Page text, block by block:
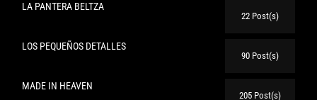
LA PANTERA BELTZA
22 Post(s)
LOS PEQUEÑOS DETALLES
90 Post(s)
MADE IN HEAVEN
205 Post(s)